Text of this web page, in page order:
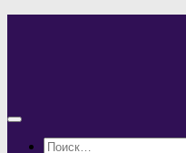
Найти: